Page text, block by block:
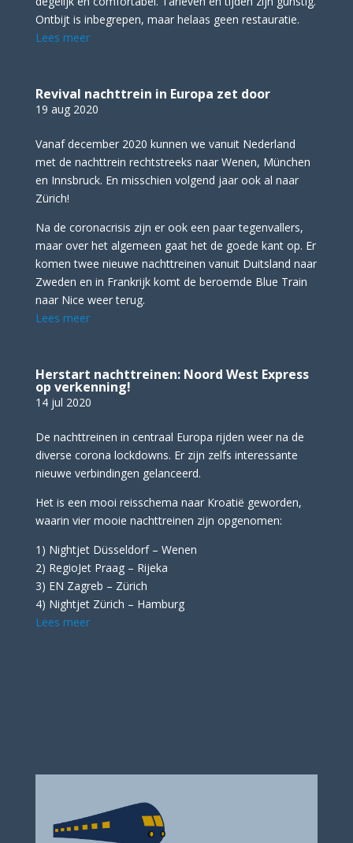
Ontbijt is inbegrepen, maar helaas geen restauratie.
Lees meer
Revival nachttrein in Europa zet door
19 aug 2020
Vanaf december 2020 kunnen we vanuit Nederland
met de nachttrein rechtstreeks naar Wenen, München
en Innsbruck. En misschien volgend jaar ook al naar
Zürich!
Na de coronacrisis zijn er ook een paar tegenvallers,
maar over het algemeen gaat het de goede kant op. Er
komen twee nieuwe nachttreinen vanuit Duitsland naar
Zweden en in Frankrijk komt de beroemde Blue Train
naar Nice weer terug.
Lees meer
Herstart nachttreinen: Noord West Express
op verkenning!
14 jul 2020
De nachttreinen in centraal Europa rijden weer na de
diverse corona lockdowns. Er zijn zelfs interessante
nieuwe verbindingen gelanceerd.
Het is een mooi reisschema naar Kroatië geworden,
waarin vier mooie nachttreinen zijn opgenomen:
1) Nightjet Düsseldorf – Wenen
2) RegioJet Praag – Rijeka
3) EN Zagreb – Zürich
4) Nightjet Zürich – Hamburg
Lees meer